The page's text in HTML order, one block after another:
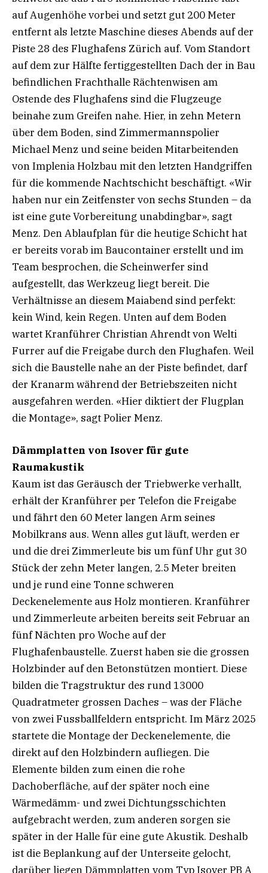
auf Augenhöhe vorbei und setzt gut 200 Meter
entfernt als letzte Maschine dieses Abends auf der
Piste 28 des Flughafens Zürich auf. Vom Standort
auf dem zur Hälfte fertiggestellten Dach der in Bau
befindlichen Frachthalle Rächtenwisen am
Ostende des Flughafens sind die Flugzeuge
beinahe zum Greifen nahe. Hier, in zehn Metern
über dem Boden, sind Zimmermannspolier
Michael Menz und seine beiden Mitarbeitenden
von Implenia Holzbau mit den letzten Handgriffen
für die kommende Nachtschicht beschäftigt. «Wir
haben nur ein Zeitfenster von sechs Stunden – da
ist eine gute Vorbereitung unabdingbar», sagt
Menz. Den Ablaufplan für die heutige Schicht hat
er bereits vorab im Baucontainer erstellt und im
Team besprochen, die Scheinwerfer sind
aufgestellt, das Werkzeug liegt bereit. Die
Verhältnisse an diesem Maiabend sind perfekt:
kein Wind, kein Regen. Unten auf dem Boden
wartet Kranführer Christian Ahrendt von Welti
Furrer auf die Freigabe durch den Flughafen. Weil
sich die Baustelle nahe an der Piste befindet, darf
der Kranarm während der Betriebszeiten nicht
ausgefahren werden. «Hier diktiert der Flugplan
die Montage», sagt Polier Menz.
Dämmplatten von Isover für gute
Raumakustik
Kaum ist das Geräusch der Triebwerke verhallt,
erhält der Kranführer per Telefon die Freigabe
und fährt den 60 Meter langen Arm seines
Mobilkrans aus. Wenn alles gut läuft, werden er
und die drei Zimmerleute bis um fünf Uhr gut 30
Stück der zehn Meter langen, 2.5 Meter breiten
und je rund eine Tonne schweren
Deckenelemente aus Holz montieren. Kranführer
und Zimmerleute arbeiten bereits seit Februar an
fünf Nächten pro Woche auf der
Flughafenbaustelle. Zuerst haben sie die grossen
Holzbinder auf den Betonstützen montiert. Diese
bilden die Tragstruktur des rund 13000
Quadratmeter grossen Daches – was der Fläche
von zwei Fussballfeldern entspricht. Im März 2025
startete die Montage der Deckenelemente, die
direkt auf den Holzbindern aufliegen. Die
Elemente bilden zum einen die rohe
Dachoberfläche, auf der später noch eine
Wärmedämm- und zwei Dichtungsschichten
aufgebracht werden, zum anderen sorgen sie
später in der Halle für eine gute Akustik. Deshalb
ist die Beplankung auf der Unterseite gelocht,
darüber liegen Dämmplatten vom Typ Isover PB A